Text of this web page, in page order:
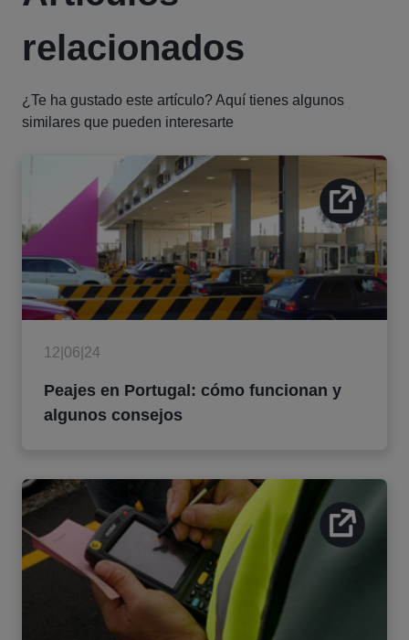
relacionados
¿Te ha gustado este artículo? Aquí tienes algunos
similares que pueden interesarte
12|06|24
Peajes en Portugal: cómo funcionan y
algunos consejos